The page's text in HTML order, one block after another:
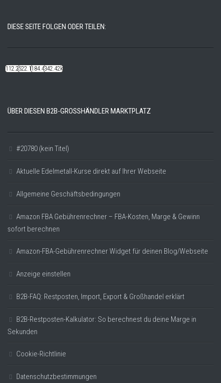
DIESE SEITE FOLGEN ODER TEILEN:
112.22k522.14k184.48k342.42k
ÜBER DIESEN B2B-GROSSHÄNDLER MARKTPLATZ
#20780 (kein Titel)
Aktuelle Edelmetall-Kurse direkt auf Ihrer Webseite
Allgemeine Geschäftsbedingungen
Amazon FBA Gebührenrechner – FBA-Kosten, Marge & Gewinn
sofort berechnen
Amazon-FBA-Gebührenrechner Widget für deinen Blog/Webseite
Anzeige einstellen
B2B-FAQ: Restposten, Import, Export & Großhandel erklärt
B2B-Restposten-Kalkulator: So berechnest du deine Marge in
Sekunden
Cookie-Richtlinie
Datenschutzbestimmungen